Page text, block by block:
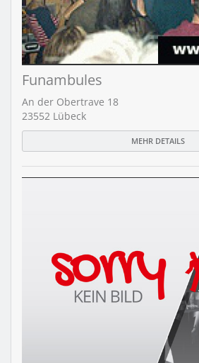
Funambules
An der Obertrave 18
23552 Lübeck
MEHR DETAILS